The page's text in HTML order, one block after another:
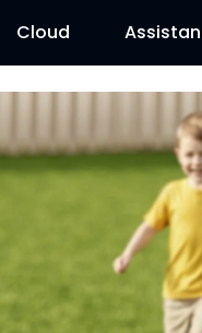
Cloud
Centre
Centre de
Blog
Contactez-